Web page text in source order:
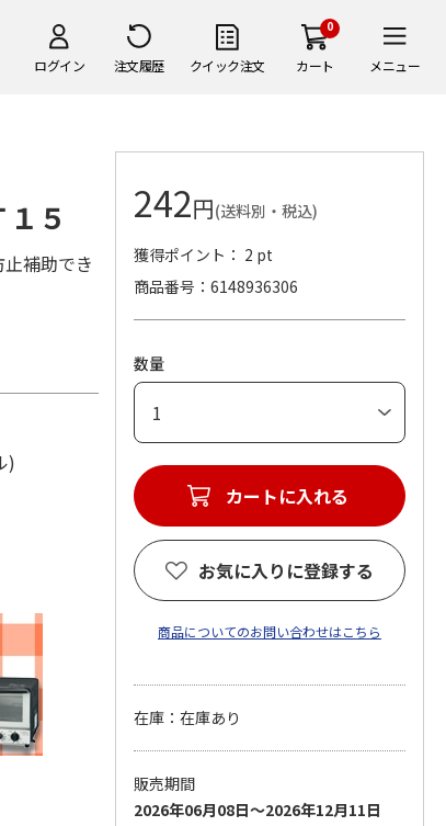
ログイン 注文履歴 クイック注文
0
カート メニュー
５
補助でき
)
242円(送料別・税込)
獲得ポイント： 2 pt
商品番号
6148936306
数量
カートに入れる
お気に入りに登録する
商品についてのお問い合わせはこちら
在庫：在庫あり
販売期間
2026年06月08日～2026年12月11日